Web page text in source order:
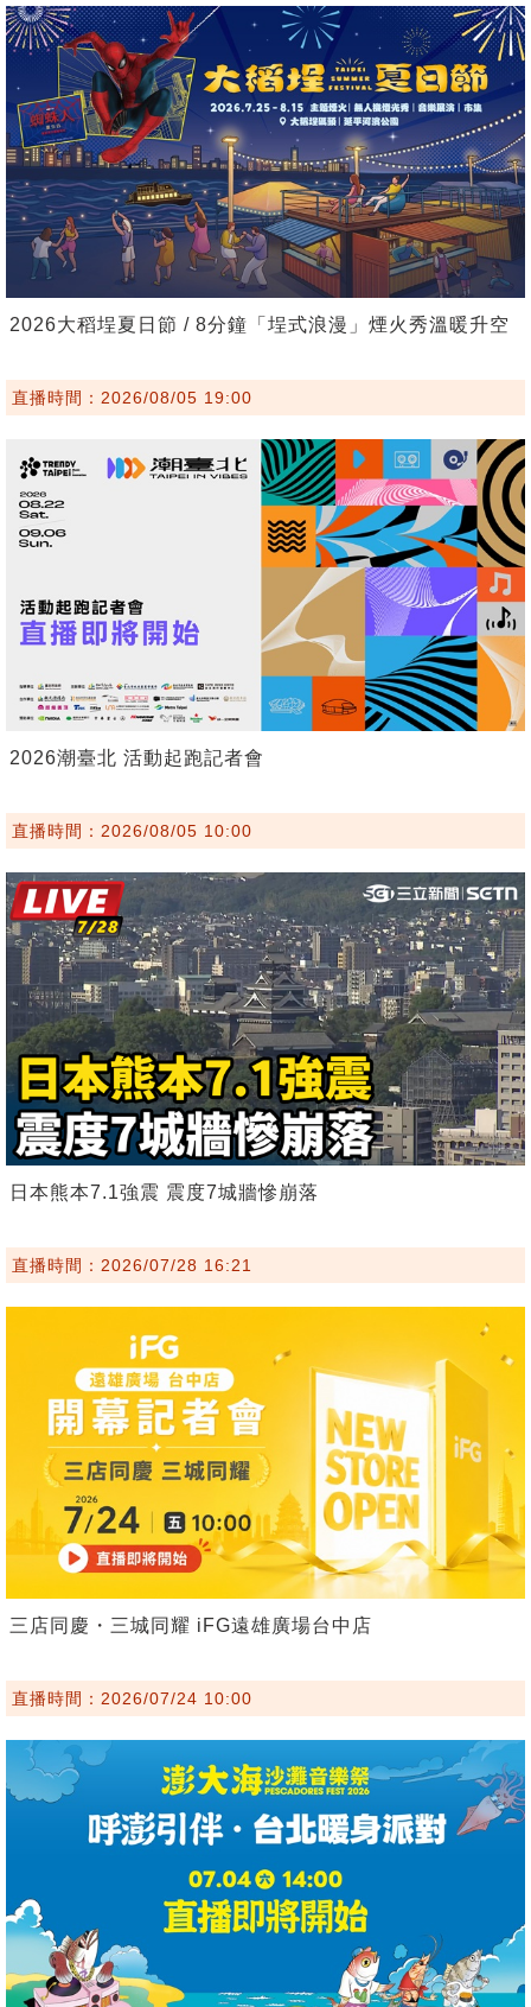
2026大稻埕夏日節 / 8分鐘「埕式浪漫」煙火秀溫暖升空
直播時間：2026/08/05 19:00
2026潮臺北 活動起跑記者會
直播時間：2026/08/05 10:00
日本熊本7.1強震 震度7城牆慘崩落
直播時間：2026/07/28 16:21
三店同慶・三城同耀 iFG遠雄廣場台中店
直播時間：2026/07/24 10:00